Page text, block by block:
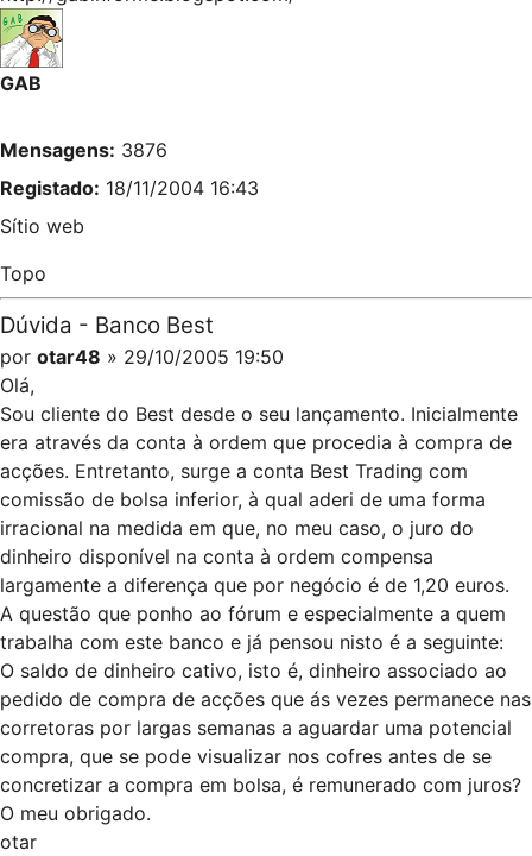
GAB
Mensagens: 3876
Registado: 18/11/2004 16:43
Sítio web
Topo
Dúvida - Banco Best
por otar48 » 29/10/2005 19:50
Olá,
Sou cliente do Best desde o seu lançamento. Inicialmente
era através da conta à ordem que procedia à compra de
acções. Entretanto, surge a conta Best Trading com
comissão de bolsa inferior, à qual aderi de uma forma
irracional na medida em que, no meu caso, o juro do
dinheiro disponível na conta à ordem compensa
largamente a diferença que por negócio é de 1,20 euros.
A questão que ponho ao fórum e especialmente a quem
trabalha com este banco e já pensou nisto é a seguinte:
O saldo de dinheiro cativo, isto é, dinheiro associado ao
pedido de compra de acções que ás vezes permanece nas
corretoras por largas semanas a aguardar uma potencial
compra, que se pode visualizar nos cofres antes de se
concretizar a compra em bolsa, é remunerado com juros?
O meu obrigado.
otar